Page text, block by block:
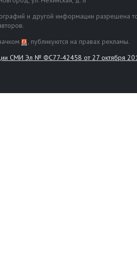
и другой информации разрешена
, публикуются на правах рекламы.
СМИ Эл № ФС77-42458 от 27 октября